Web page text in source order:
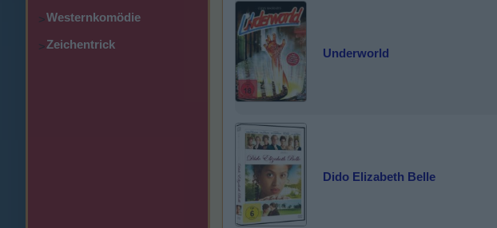
>Westernkomödie
>Zeichentrick
Underworld
Dido Elizabeth Belle